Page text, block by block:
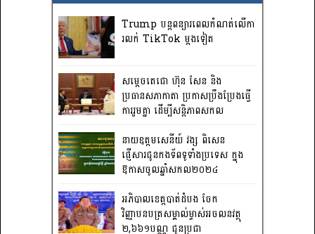
Trump បន្តពន្យារពេលកំណត់លើកា
រលក់ TikTok ម្តងទៀត
សម្តេចតេជោ ហ៊ុន សែន និង
ប្រធានសភាកាតា ប្រកាសប្រឹងប្រែងធ្វើ
ការ​រួមគ្នា ដើម្បីសន្តិភាពសកល
នាយឧត្តមសេនីយ៍ វង្ស ពិសេន
ផ្ញើសារជូនកងទ័ពទូទាំងប្រទេស ក្នុង
ឱកាសចូលឆ្នាំសកល២០២៤
អភិបាលខេត្តបាត់ដំបង ចែក
វិញ្ញាបនបត្រសម្គាល់ម្ចាស់អចលនវត្ថុ
២,៦៦១បណ្ណ ជូនប្រជា